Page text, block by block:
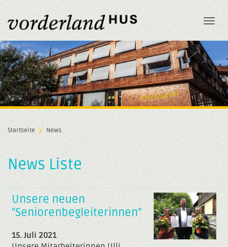
Startseite News
News Liste
Unsere neuen
"Seniorenbegleiterinnen"
15. Juli 2021